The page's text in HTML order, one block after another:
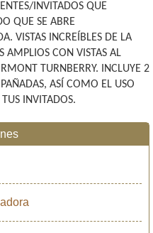
INVITADOS QUE
QUE SE ABRE
VISTAS INCREÍBLES DE LA
AMPLIOS CON VISTAS AL
TURNBERRY. INCLUYE 2
ASÍ COMO EL USO
INVITADOS.